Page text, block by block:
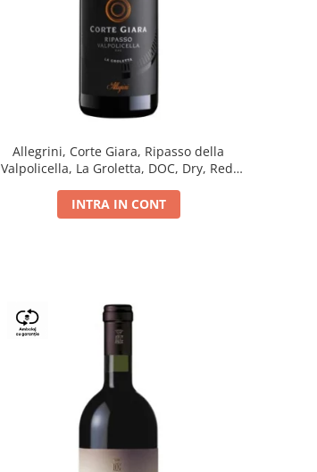
Allegrini, Corte Giara, Ripasso della
Valpolicella, La Groletta, DOC, Dry, Red,
INTRA IN CONT